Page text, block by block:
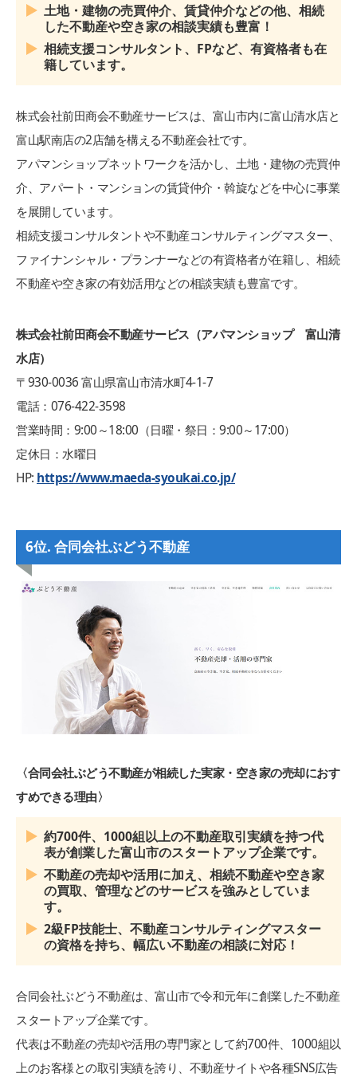
土地・建物の売買仲介、賃貸仲介などの他、相続
した不動産や空き家の相談実績も豊富！
相続支援コンサルタント、FPなど、有資格者も在
籍しています。
株式会社前田商会不動産サービスは、富山市内に富山清水店と
富山駅南店の2店舗を構える不動産会社です。
アパマンショップネットワークを活かし、土地・建物の売買仲
介、アパート・マンションの賃貸仲介・斡旋などを中心に事業
を展開しています。
相続支援コンサルタントや不動産コンサルティングマスター、
ファイナンシャル・プランナーなどの有資格者が在籍し、相続
不動産や空き家の有効活用などの相談実績も豊富です。
株式会社前田商会不動産サービス（アパマンショップ 富山清
水店）
〒930-0036 富山県富山市清水町4-1-7
電話：076-422-3598
営業時間：9:00～18:00（日曜・祭日：9:00～17:00）
定休日：水曜日
HP: https://www.maeda-syoukai.co.jp/
6位. 合同会社ぶどう不動産
〈合同会社ぶどう不動産が相続した実家・空き家の売却におす
すめできる理由〉
約700件、1000組以上の不動産取引実績を持つ代
表が創業した富山市のスタートアップ企業です。
不動産の売却や活用に加え、相続不動産や空き家
の買取、管理などのサービスを強みとしていま
す。
2級FP技能士、不動産コンサルティングマスター
の資格を持ち、幅広い不動産の相談に対応！
合同会社ぶどう不動産は、富山市で令和元年に創業した不動産
スタートアップ企業です。
代表は不動産の売却や活用の専門家として約700件、1000組以
上のお客様との取引実績を誇り、不動産サイトや各種SNS広告